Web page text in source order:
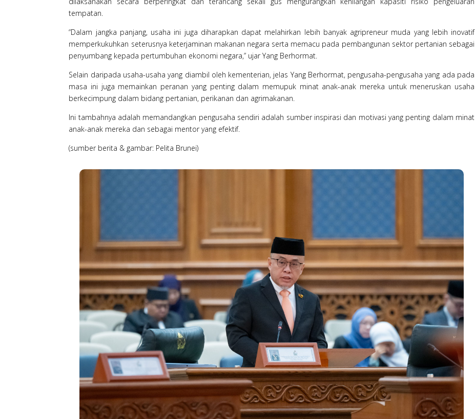
tempatan.
“Dalam jangka panjang, usaha ini juga diharapkan dapat melahirkan lebih banyak agripreneur muda yang lebih inovatif
memperkukuhkan seterusnya keterjaminan makanan negara serta memacu pada pembangunan sektor pertanian sebagai
penyumbang kepada pertumbuhan ekonomi negara,” ujar Yang Berhormat.
Selain daripada usaha-usaha yang diambil oleh kementerian, jelas Yang Berhormat, pengusaha-pengusaha yang ada pada
masa ini juga memainkan peranan yang penting dalam memupuk minat anak-anak mereka untuk meneruskan usaha
berkecimpung dalam bidang pertanian, perikanan dan agrimakanan.
Ini tambahnya adalah memandangkan pengusaha sendiri adalah sumber inspirasi dan motivasi yang penting dalam minat
anak-anak mereka dan sebagai mentor yang efektif.
(sumber berita & gambar: Pelita Brunei)